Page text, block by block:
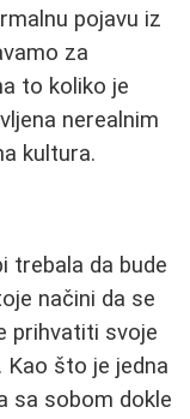
pojavu iz
za
to koliko je
nerealnim
kultura.
trebala da bude
načini da se
prihvatiti svoje
što je jedna
sa sobom dokle